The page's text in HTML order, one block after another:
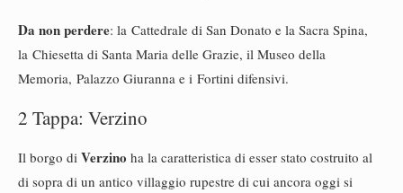
Da non perdere: la Cattedrale di San Donato e la Sacra Spina,
la Chiesetta di Santa Maria delle Grazie, il Museo della
Memoria, Palazzo Giuranna e i Fortini difensivi.
2 Tappa: Verzino
Il borgo di Verzino ha la caratteristica di esser stato costruito al
di sopra di un antico villaggio rupestre di cui ancora oggi si